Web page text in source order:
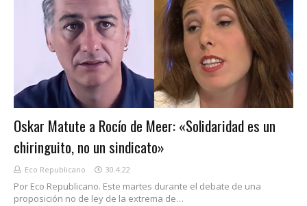
Oskar Matute a Rocío de Meer: «Solidaridad es un
chiringuito, no un sindicato»
Eco Republicano 30.4.22
Por Eco Republicano. Este martes durante el debate de una
proposición no de ley de la extrema de…